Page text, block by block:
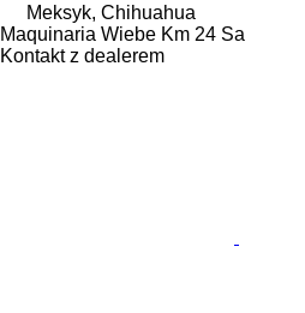
Meksyk, Chihuahua
Maquinaria Wiebe Km 24 Sa
Kontakt z dealerem